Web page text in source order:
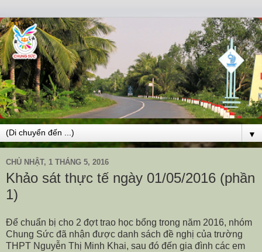
▼
CHỦ NHẬT, 1 THÁNG 5, 2016
Khảo sát thực tế ngày 01/05/2016 (phần
1)
Để chuẩn bị cho 2 đợt trao học bổng trong năm 2016, nhóm
Chung Sức đã nhận được danh sách đề nghị của trường
THPT Nguyễn Thị Minh Khai, sau đó đến gia đình các em